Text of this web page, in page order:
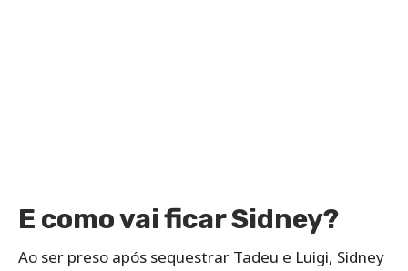
E como vai ficar Sidney?
Ao ser preso após sequestrar Tadeu e Luigi, Sidney